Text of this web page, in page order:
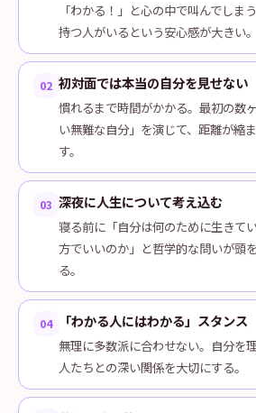
「わかる！」と心の中で叫んでしま
持つ人がいるという安心感が大きい。
02 初対面では本当の自分を見せない
慣れるまで時間がかかる。最初の数
い無難な自分」を演じて、距離が縮
す。
03 深夜に人生について考え込む
寝る前に「自分は何のために生きて
方でいいのか」と哲学的な問いが頭
る。
04 「わかる人にはわかる」スタンス
無理に多数派に合わせない。自分を
人たちとの深い関係を大切にする。